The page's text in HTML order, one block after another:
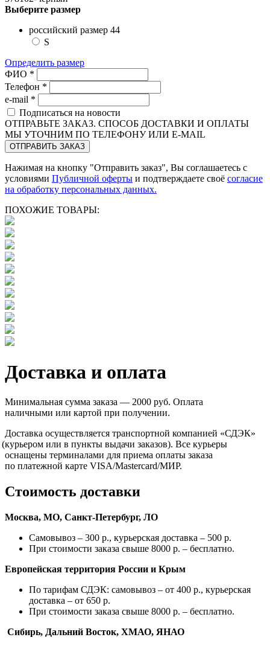
Выберите размер
российский размер 44
S
Определить размер
ФИО *
Телефон *
e-mail *
Подписаться на новости
ОТПРАВЬТЕ ЗАКАЗ. СПОСОБ ДОСТАВКИ И ОПЛАТЫ
МЫ УТОЧНИМ ПО ТЕЛЕФОНУ ИЛИ E-MAIL
Нажимая на кнопку "Отправить заказ", Вы соглашаетесь с
условиями Публичной оферты и подтверждаете своё согласие
на обработку персональных данных.
ПОХОЖИЕ ТОВАРЫ:
Доставка и оплата
Минимальная сумма заказа — 2000 руб. Оплата
наличными или картой при получении.
Доставка осуществляется транспортной компанией «СДЭК»
(курьером или в пункты выдачи заказов). Все курьеры
оснащены терминалами для приема оплаты заказа
по платежной карте VISA/Mastercard/МИР.
Стоимость доставки
Москва, МО, Санкт-Петербург, ЛО
Самовывоз – 300 р., курьерская доставка – 500 р.
При стоимости заказа свыше 8000 р. – бесплатно.
Европейская территория России и Крым
По тарифам СДЭК: самовывоз – от 400 р., курьерская
доставка – от 650 р.
При стоимости заказа свыше 8000 р. – бесплатно.
Сибирь, Дальний Восток, ХМАО, ЯНАО